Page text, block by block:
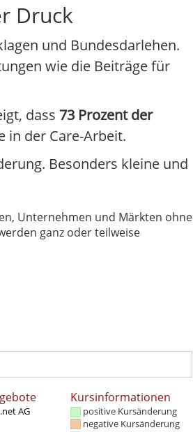
Druck
und Bundesdarlehen.
wie die Beiträge für
dass 73 Prozent der
in der Care-Arbeit.
Besonders kleine und
Unternehmen und Märkten ohne
ganz oder teilweise
AG
Kursinformationen
positive Kursänderung
negative Kursänderung